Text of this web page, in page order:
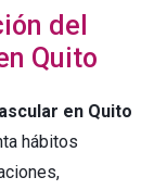
del
Quito
en Quito
hábitos